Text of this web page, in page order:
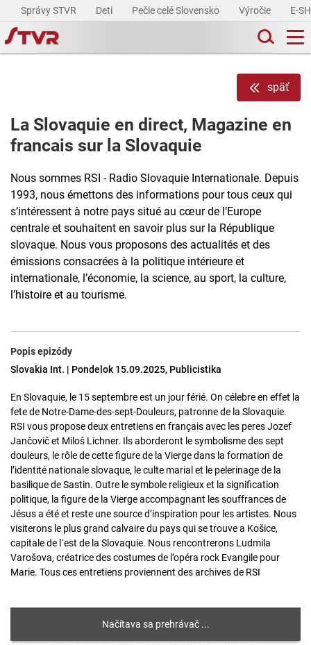
Správy STVR Deti Pečie celé Slovensko Výročie E-
späť
La Slovaquie en direct, Magazine en
francais sur la Slovaquie
Nous sommes RSI - Radio Slovaquie Internationale. Depuis
1993, nous émettons des informations pour tous ceux qui
s’intéressent à notre pays situé au cœur de l’Europe
centrale et souhaitent en savoir plus sur la République
slovaque. Nous vous proposons des actualités et des
émissions consacrées à la politique intérieure et
internationale, l’économie, la science, au sport, la culture,
l’histoire et au tourisme.
Popis epizódy
Slovakia Int. | Pondelok 15.09.2025, Publicistika
En Slovaquie, le 15 septembre est un jour férié. On célebre en effet la
fete de Notre-Dame-des-sept-Douleurs, patronne de la Slovaquie.
RSI vous propose deux entretiens en français avec les peres Jozef
Jančovič et Miloš Lichner. Ils aborderont le symbolisme des sept
douleurs, le rôle de cette figure de la Vierge dans la formation de
l’identité nationale slovaque, le culte marial et le pelerinage de la
basilique de Sastin. Outre le symbole religieux et la signification
politique, la figure de la Vierge accompagnant les souffrances de
Jésus a été et reste une source d’inspiration pour les artistes. Nous
visiterons le plus grand calvaire du pays qui se trouve a Košice,
capitale de l´est de la Slovaquie. Nous rencontrerons Ludmila
Varošova, créatrice des costumes de l’opéra rock Evangile pour
Marie. Tous ces entretiens proviennent des archives de RSI